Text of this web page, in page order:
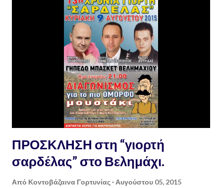
οποία θα δημιουργηθεί εγκατάσταση διάθεσης ραδιενεργών
αποβλήτων. Τα αντισταθμιστικά οφέλη έχουν κοινωνικό, οικονομικό,
αναπτυξιακό, περιβαλλοντικό, πολιτιστικό, ή άλλο χαρακτήρα,
ανάλογα με τις ανάγκες της περιοχής. Ο αρμόδιος για την ΕΕΑΕ
υπουργός συνεργάζεται με τους αρμόδιους φορείς και παράγοντες
της τοπικής αυτοδιοίκησης για τη μορφή και το ύψος των
αντισταθμιστικών οφελών, τα οποία καθορίζονται μ...
ΠΡΟΣΚΛΗΣΗ στη “γιορτή
σαρδέλας” στο Βελημάχι.
Από Κοντοβάζαινα Γορτυνίας Αυγούστου 05, 2015